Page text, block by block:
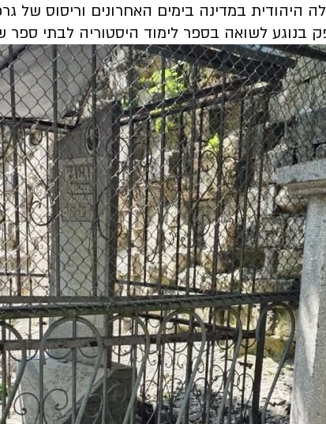
היהודית במדינה בימים האחרונים וריסוס של
בנוגע לשואה בספר לימוד היסטוריה לבתי ספר